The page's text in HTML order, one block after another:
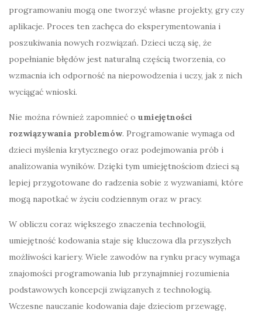
programowaniu mogą one tworzyć własne projekty, gry czy
aplikacje. Proces ten zachęca do eksperymentowania i
poszukiwania nowych rozwiązań. Dzieci uczą się, że
popełnianie błędów jest naturalną częścią tworzenia, co
wzmacnia ich odporność na niepowodzenia i uczy, jak z nich
wyciągać wnioski.
Nie można również zapomnieć o umiejętności
rozwiązywania problemów. Programowanie wymaga od
dzieci myślenia krytycznego oraz podejmowania prób i
analizowania wyników. Dzięki tym umiejętnościom dzieci są
lepiej przygotowane do radzenia sobie z wyzwaniami, które
mogą napotkać w życiu codziennym oraz w pracy.
W obliczu coraz większego znaczenia technologii,
umiejętność kodowania staje się kluczowa dla przyszłych
możliwości kariery. Wiele zawodów na rynku pracy wymaga
znajomości programowania lub przynajmniej rozumienia
podstawowych koncepcji związanych z technologią.
Wczesne nauczanie kodowania daje dzieciom przewagę,